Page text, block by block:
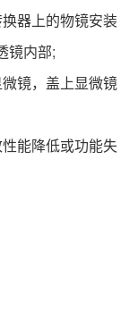
器上的物镜安装
镜内部;
镜，盖上显微镜
能降低或功能失